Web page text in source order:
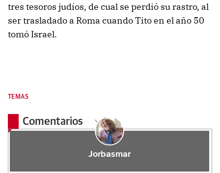
tres tesoros judíos, de cual se perdió su rastro, al
ser trasladado a Roma cuando Tito en el año 50
tomó Israel.
TEMAS
Comentarios
Jorbasmar